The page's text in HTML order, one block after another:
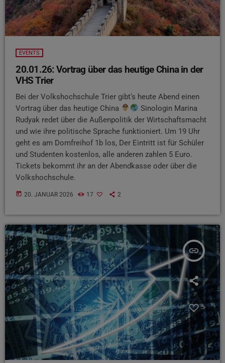
EVENTS
20.01.26: Vortrag über das heutige China in der
VHS Trier
Bei der Volkshochschule Trier gibt‘s heute Abend einen
Vortrag über das heutige China
Sinologin Marina
Rudyak redet über die Außenpolitik der Wirtschaftsmacht
und wie ihre politische Sprache funktioniert. Um 19 Uhr
geht es am Domfreihof 1b los, Der Eintritt ist für Schüler
und Studenten kostenlos, alle anderen zahlen 5 Euro.
Tickets bekommt ihr an der Abendkasse oder über die
Volkshochschule.
today 20. JANUAR 2026 17 2
insert_link